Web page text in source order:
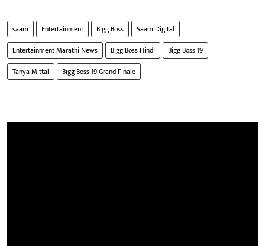
saam Entertainment Bigg Boss
Saam Digital
Entertainment Marathi News
Bigg Boss Hindi
Bigg Boss 19
Tanya Mittal
Bigg Boss 19 Grand Finale